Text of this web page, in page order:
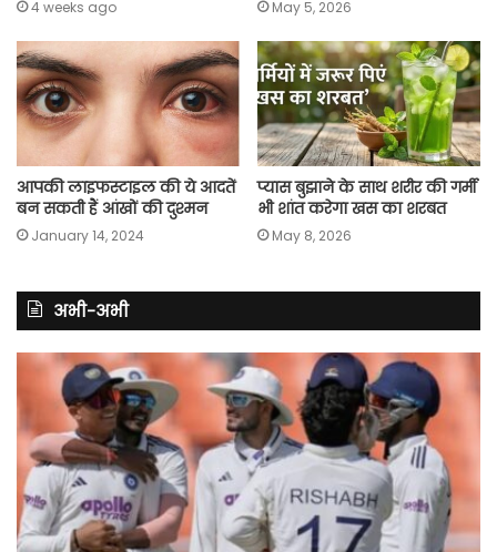
4 weeks ago May 5, 2026
आपकी लाइफस्टाइल की ये आदतें
बन सकती हैं आंखों की दुश्मन
January 14, 2024
प्यास बुझाने के साथ शरीर की गर्मी
भी शांत करेगा खस का शरबत
May 8, 2026
अभी-अभी